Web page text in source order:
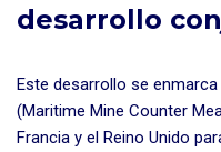
desarrollo
Este desarrollo se
(Maritime Mine Counter
Francia y el Reino Unido